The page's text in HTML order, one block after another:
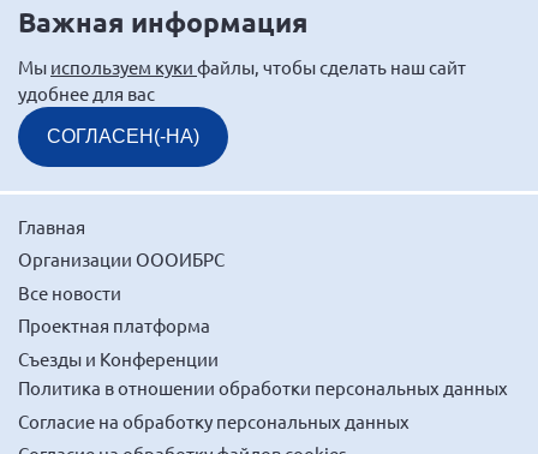
Важная информация
Мы используем куки файлы, чтобы сделать наш сайт
удобнее для вас
СОГЛАСЕН(-НА)
Главная
Организации ОООИБРС
Все новости
Проектная платформа
Съезды и Конференции
Политика в отношении обработки персональных данных
Согласие на обработку персональных данных